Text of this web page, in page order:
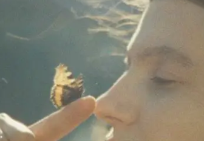
Binnenkort
Alle films